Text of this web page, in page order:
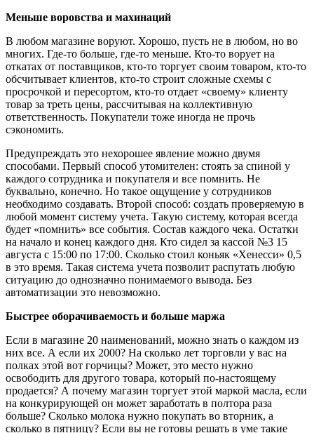
Меньше воровства и махинаций
В любом магазине воруют. Хорошо, пусть не в любом, но во
многих. Где-то больше, где-то меньше. Кто-то ворует на
откатах от поставщиков, кто-то торгует своим товаром, кто-то
обсчитывает клиентов, кто-то строит сложные схемы с
просрочкой и пересортом, кто-то отдает «своему» клиенту
товар за треть цены, рассчитывая на коллективную
ответственность. Покупатели тоже иногда не прочь
сэкономить.
Предупреждать это нехорошее явление можно двумя
способами. Первый способ утомителен: стоять за спиной у
каждого сотрудника и покупателя и все помнить. Не
буквально, конечно. Но такое ощущение у сотрудников
необходимо создавать. Второй способ: создать проверяемую в
любой момент систему учета. Такую систему, которая всегда
будет «помнить» все события. Состав каждого чека. Остатки
на начало и конец каждого дня. Кто сидел за кассой №3 15
августа с 15:00 по 17:00. Сколько стоил коньяк «Хенесси» 0,5
в это время. Такая система учета позволит распутать любую
ситуацию до однозначно понимаемого вывода. Без
автоматизации это невозможно.
Быстрее оборачиваемость и больше маржа
Если в магазине 20 наименований, можно знать о каждом из
них все. А если их 2000? На сколько лет торговли у вас на
полках этой вот горчицы? Может, это место нужно
освободить для другого товара, который по-настоящему
продается? А почему магазин торгует этой маркой масла, если
на конкурирующей он может заработать в полтора раза
больше? Сколько молока нужно покупать во вторник, а
сколько в пятницу? Если вы не готовы решать в уме такие